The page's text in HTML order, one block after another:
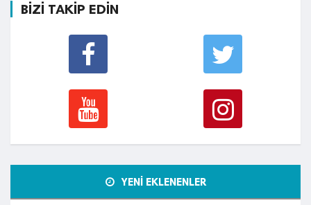
BİZİ TAKİP EDİN
YENİ EKLENENLER